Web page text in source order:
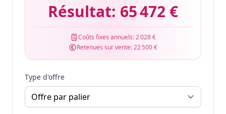
Résultat: 65 472 €
Coûts fixes annuels:2 028 €
Retenues sur vente:22 500 €
Type d'offre